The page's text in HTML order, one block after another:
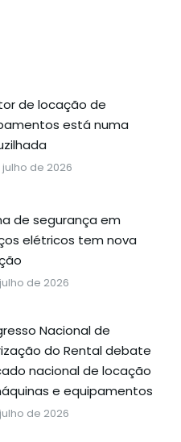
de locação de
está numa
de 2026
de segurança em
elétricos tem nova
de 2026
Nacional de
do Rental debate
nacional de locação
e equipamentos
de 2026